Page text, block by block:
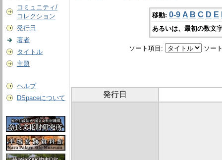
コミュニティ/
コレクション
発行日
著者
タイトル
主題
ヘルプ
DSpaceについて
移動: 0-9 A B C D E
あるいは、最初の数文
ソート項目: ソー
発行日